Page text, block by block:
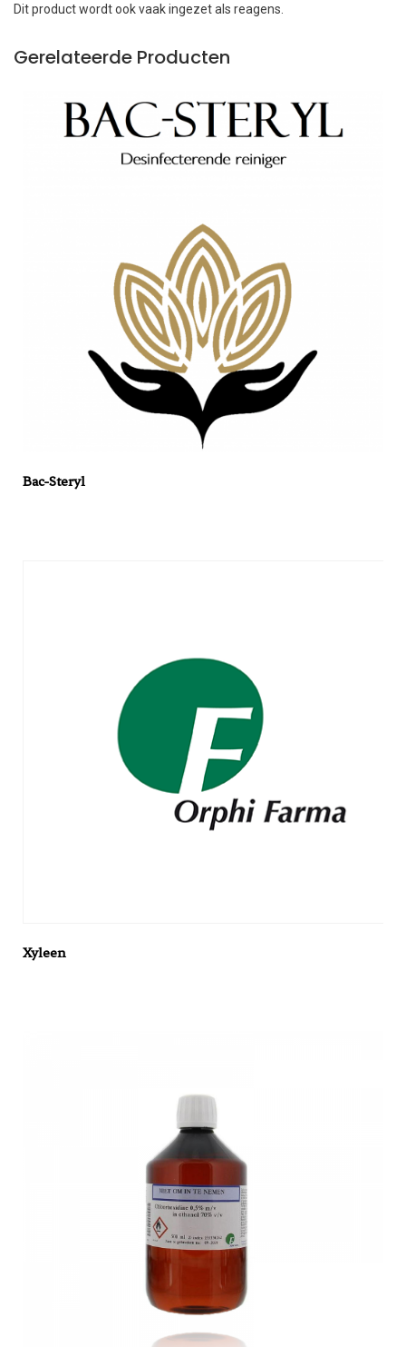
Dit product wordt ook vaak ingezet als reagens.
Gerelateerde Producten
Bac-Steryl
Xyleen